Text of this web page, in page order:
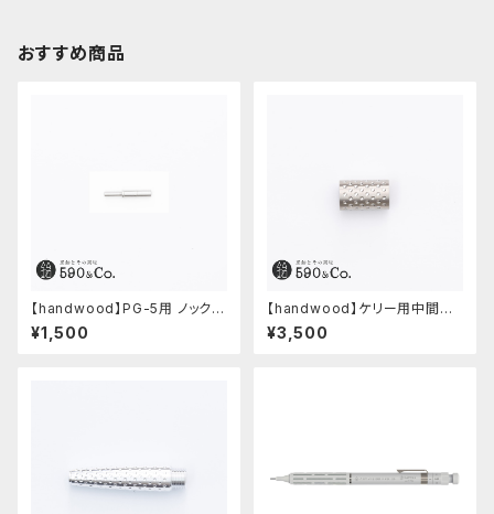
おすすめ商品
【handwood】PG-5用 ノックボ
タン (超々ジュラルミン)
¥1,500
【handwood】ケリー用中間パ
ーツ/カスタムグリップ (ディンプ
ル/ステンレス)
¥3,500